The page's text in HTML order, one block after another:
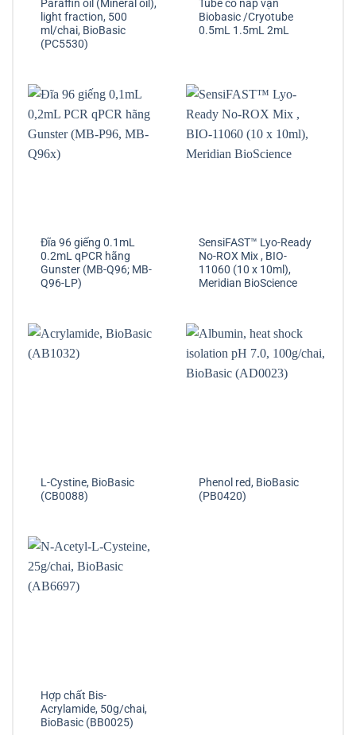
Paraffin oil (Mineral oil),
light fraction, 500
ml/chai, BioBasic
(PC5530)
Tube có nắp vặn
Biobasic /Cryotube
0.5mL 1.5mL 2mL
Đĩa 96 giếng 0.1mL
0.2mL qPCR hãng
Gunster (MB-Q96; MB-
Q96-LP)
SensiFAST™ Lyo-Ready
No-ROX Mix , BIO-
11060 (10 x 10ml),
Meridian BioScience
L-Cystine, BioBasic
(CB0088)
Phenol red, BioBasic
(PB0420)
Hợp chất Bis-
Acrylamide, 50g/chai,
BioBasic (BB0025)